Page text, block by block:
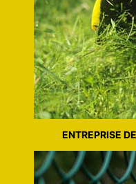
ENTREPRISE